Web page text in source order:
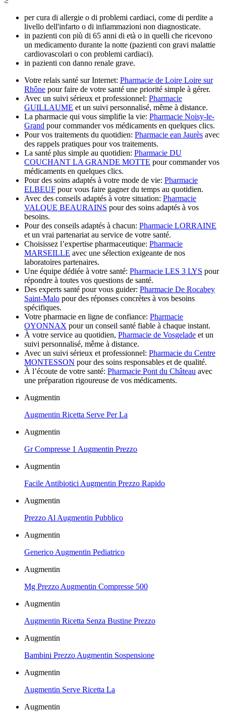
per cura di allergie o di problemi cardiaci, come di perdite a
livello dell'infarto o di infiammazioni non diagnosticate.
in pazienti con più di 65 anni di età o in quelli che ricevono
un medicamento durante la notte (pazienti con gravi malattie
cardiovascolari o con problemi cardiaci).
in pazienti con danno renale grave.
Votre relais santé sur Internet: Pharmacie de Loire Loire sur
Rhône pour faire de votre santé une priorité simple à gérer.
Avec un suivi sérieux et professionnel: Pharmacie
GUILLAUME et un suivi personnalisé, même à distance.
La pharmacie qui vous simplifie la vie: Pharmacie Noisy-le-
Grand pour commander vos médicaments en quelques clics.
Pour vos traitements du quotidien: Pharmacie ean Jaurès avec
des rappels pratiques pour vos traitements.
La santé plus simple au quotidien: Pharmacie DU
COUCHANT LA GRANDE MOTTE pour commander vos
médicaments en quelques clics.
Pour des soins adaptés à votre mode de vie: Pharmacie
ELBEUF pour vous faire gagner du temps au quotidien.
Avec des conseils adaptés à votre situation: Pharmacie
VALQUE BEAURAINS pour des soins adaptés à vos
besoins.
Pour des conseils adaptés à chacun: Pharmacie LORRAINE
et un vrai partenariat au service de votre santé.
Choisissez l’expertise pharmaceutique: Pharmacie
MARSEILLE avec une sélection exigeante de nos
laboratoires partenaires.
Une équipe dédiée à votre santé: Pharmacie LES 3 LYS pour
répondre à toutes vos questions de santé.
Des experts santé pour vous guider: Pharmacie De Rocabey
Saint-Malo pour des réponses concrètes à vos besoins
spécifiques.
Votre pharmacie en ligne de confiance: Pharmacie
OYONNAX pour un conseil santé fiable à chaque instant.
À votre service au quotidien, Pharmacie de Vosgelade et un
suivi personnalisé, même à distance.
Avec un suivi sérieux et professionnel: Pharmacie du Centre
MONTESSON pour des soins responsables et de qualité.
À l’écoute de votre santé: Pharmacie Pont du Château avec
une préparation rigoureuse de vos médicaments.
Augmentin
Augmentin Ricetta Serve Per La
Augmentin
Gr Compresse 1 Augmentin Prezzo
Augmentin
Facile Antibiotici Augmentin Prezzo Rapido
Augmentin
Prezzo Al Augmentin Pubblico
Augmentin
Generico Augmentin Pediatrico
Augmentin
Mg Prezzo Augmentin Compresse 500
Augmentin
Augmentin Ricetta Senza Bustine Prezzo
Augmentin
Bambini Prezzo Augmentin Sospensione
Augmentin
Augmentin Serve Ricetta La
Augmentin